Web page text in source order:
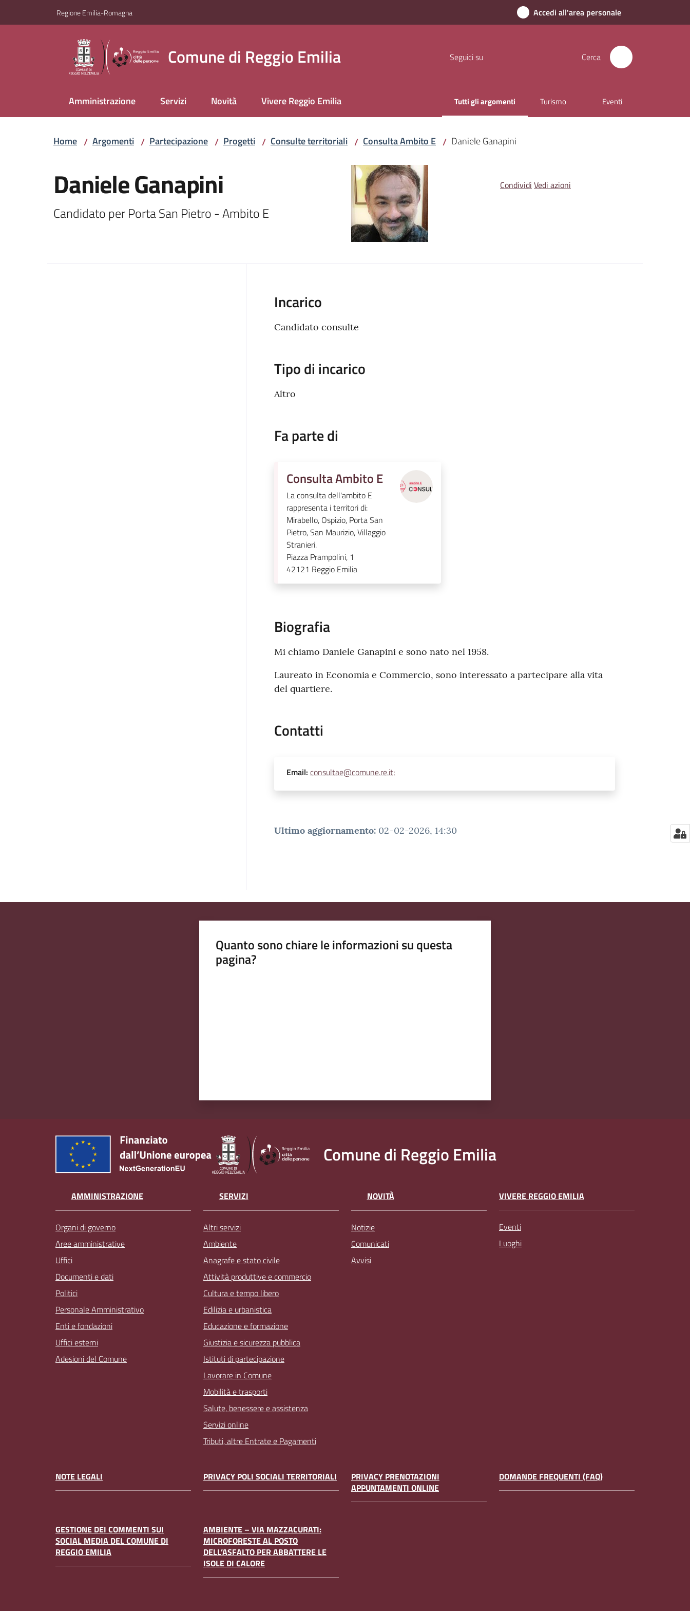
Regione Emilia-Romagna Accedi all'area personale
Comune di Reggio Emilia Seguici su Cerca
Amministrazione Servizi Novità Vivere Reggio Emilia Tutti gli argomenti
Menu selezionato Turismo Eventi
Home / Argomenti / Partecipazione / Progetti / Consulte territoriali / Consulta Ambito E / Daniele Ganapini
Daniele Ganapini
Candidato per Porta San Pietro - Ambito E
Condividi Vedi azioni
Incarico
Candidato consulte
Tipo di incarico
Altro
Fa parte di
Consulta Ambito E
La consulta dell'ambito E
rappresenta i territori di:
Mirabello, Ospizio, Porta San
Pietro, San Maurizio, Villaggio
Stranieri.
Piazza Prampolini, 1
42121 Reggio Emilia
Biografia
Mi chiamo Daniele Ganapini e sono nato nel 1958.
Laureato in Economia e Commercio, sono interessato a partecipare alla vita
del quartiere.
Contatti
Email: consultae@comune.re.it;
Ultimo aggiornamento: 02-02-2026, 14:30
Quanto sono chiare le informazioni su questa
pagina?
Comune di Reggio Emilia
AMMINISTRAZIONE
Organi di governo
Aree amministrative
Uffici
Documenti e dati
Politici
Personale Amministrativo
Enti e fondazioni
Uffici esterni
Adesioni del Comune
SERVIZI
Altri servizi
Ambiente
Anagrafe e stato civile
Attività produttive e commercio
Cultura e tempo libero
Edilizia e urbanistica
Educazione e formazione
Giustizia e sicurezza pubblica
Istituti di partecipazione
Lavorare in Comune
Mobilità e trasporti
Salute, benessere e assistenza
Servizi online
Tributi, altre Entrate e Pagamenti
NOVITÀ
Notizie
Comunicati
Avvisi
VIVERE REGGIO EMILIA
Eventi
Luoghi
NOTE LEGALI PRIVACY POLI SOCIALI TERRITORIALI
PRIVACY PRENOTAZIONI
APPUNTAMENTI ONLINE
DOMANDE FREQUENTI (FAQ)
GESTIONE DEI COMMENTI SUI
SOCIAL MEDIA DEL COMUNE DI
REGGIO EMILIA
AMBIENTE – VIA MAZZACURATI:
MICROFORESTE AL POSTO
DELL’ASFALTO PER ABBATTERE LE
ISOLE DI CALORE